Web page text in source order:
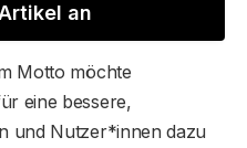
an
Motto möchte
eine bessere,
und Nutzer*innen dazu